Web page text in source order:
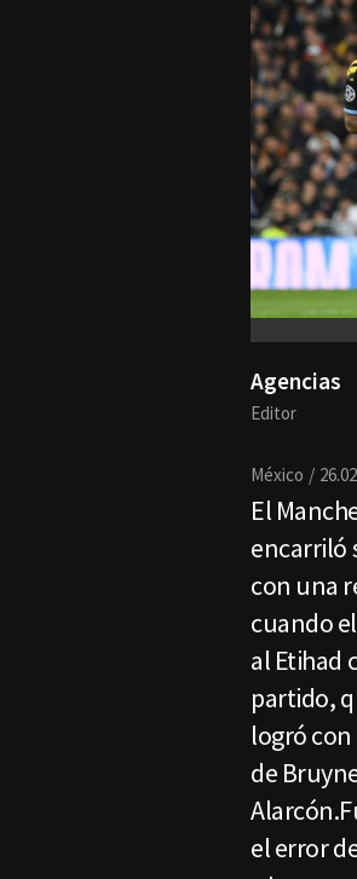
Agencias
Editor
México
El
encarriló
con una
cuando
al Etihad
partido,
logró con
de
el error